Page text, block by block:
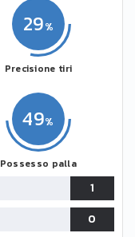
49
Possesso palla
29
Precisione tiri
1
0